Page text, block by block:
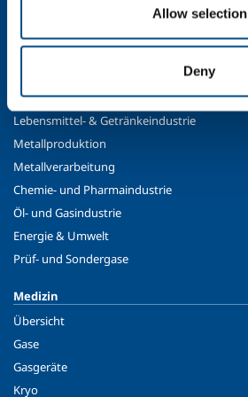
Allow selection
Deny
Nachhaltigkeit
Industrie
Lebensmittel- & Getränkeindustrie
Metallproduktion
Metallverarbeitung
Chemie- und Pharmaindustrie
Öl- und Gasindustrie
Energie & Umwelt
Prüf- und Sondergase
Medizin
Übersicht
Gase
Gasgeräte
Kryo